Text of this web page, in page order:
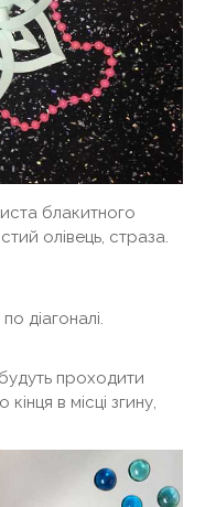
блакитного
олівець, страза.
діагоналі.
проходити
в місці згину,